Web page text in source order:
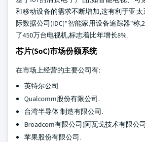
和移动设备的需求不断增加,这有利于亚太
际数据公司(IDC)"智能家用设备追踪器"称
了450万台电视机,标志着比年增长8%.
芯片(SoC)市场份额系统
在市场上经营的主要公司有:
英特尔公司
Qualcomm股份有限公司.
台湾半导体 制造有限公司.
Broadcom有限公司(阿瓦戈技术有限公
苹果股份有限公司.